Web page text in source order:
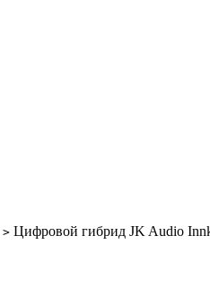
> Цифровой гибрид JK Audio